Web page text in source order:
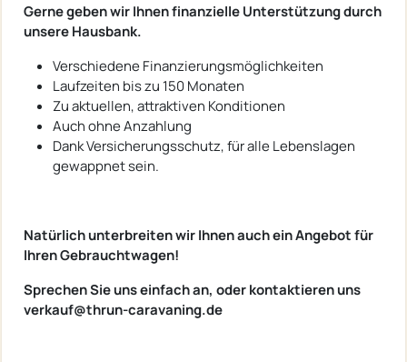
Gerne geben wir Ihnen finanzielle Unterstützung durch
unsere Hausbank.
Verschiedene Finanzierungsmöglichkeiten
Laufzeiten bis zu 150 Monaten
Zu aktuellen, attraktiven Konditionen
Auch ohne Anzahlung
Dank Versicherungsschutz, für alle Lebenslagen
gewappnet sein.
Natürlich unterbreiten wir Ihnen auch ein Angebot für
Ihren Gebrauchtwagen!
Sprechen Sie uns einfach an, oder kontaktieren uns
verkauf@thrun-caravaning.de